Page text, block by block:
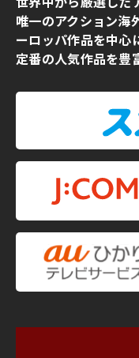
唯一のアクション海
ーロッパ作品を中心
定番の人気作品を豊